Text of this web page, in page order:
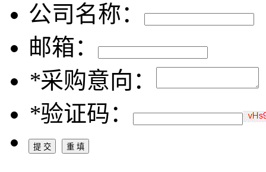
公司名称：
邮箱：
*采购意向：
*验证码：